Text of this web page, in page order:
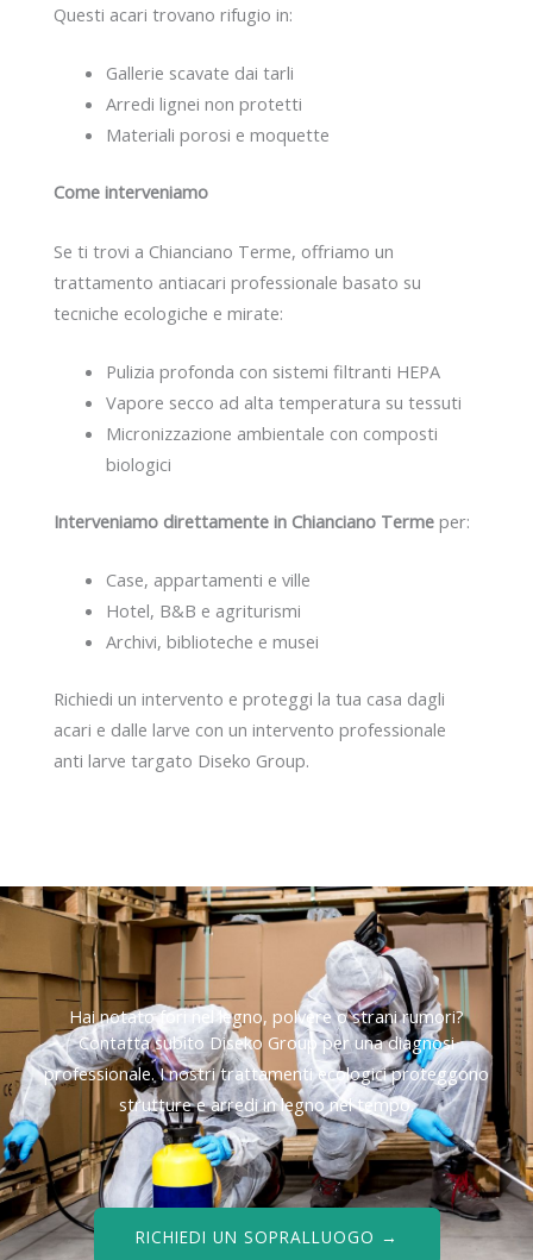
Questi acari trovano rifugio in:
Gallerie scavate dai tarli
Arredi lignei non protetti
Materiali porosi e moquette
Come interveniamo
Se ti trovi a Chianciano Terme, offriamo un
trattamento antiacari professionale basato su
tecniche ecologiche e mirate:
Pulizia profonda con sistemi filtranti HEPA
Vapore secco ad alta temperatura su tessuti
Micronizzazione ambientale con composti
biologici
Interveniamo direttamente in Chianciano Terme per:
Case, appartamenti e ville
Hotel, B&B e agriturismi
Archivi, biblioteche e musei
Richiedi un intervento e proteggi la tua casa dagli
acari e dalle larve con un intervento professionale
anti larve targato Diseko Group.
Hai notato fori nel legno, polvere o strani rumori?
Contatta subito Diseko Group per una diagnosi
professionale. I nostri trattamenti ecologici proteggono
strutture e arredi in legno nel tempo.
RICHIEDI UN SOPRALLUOGO →